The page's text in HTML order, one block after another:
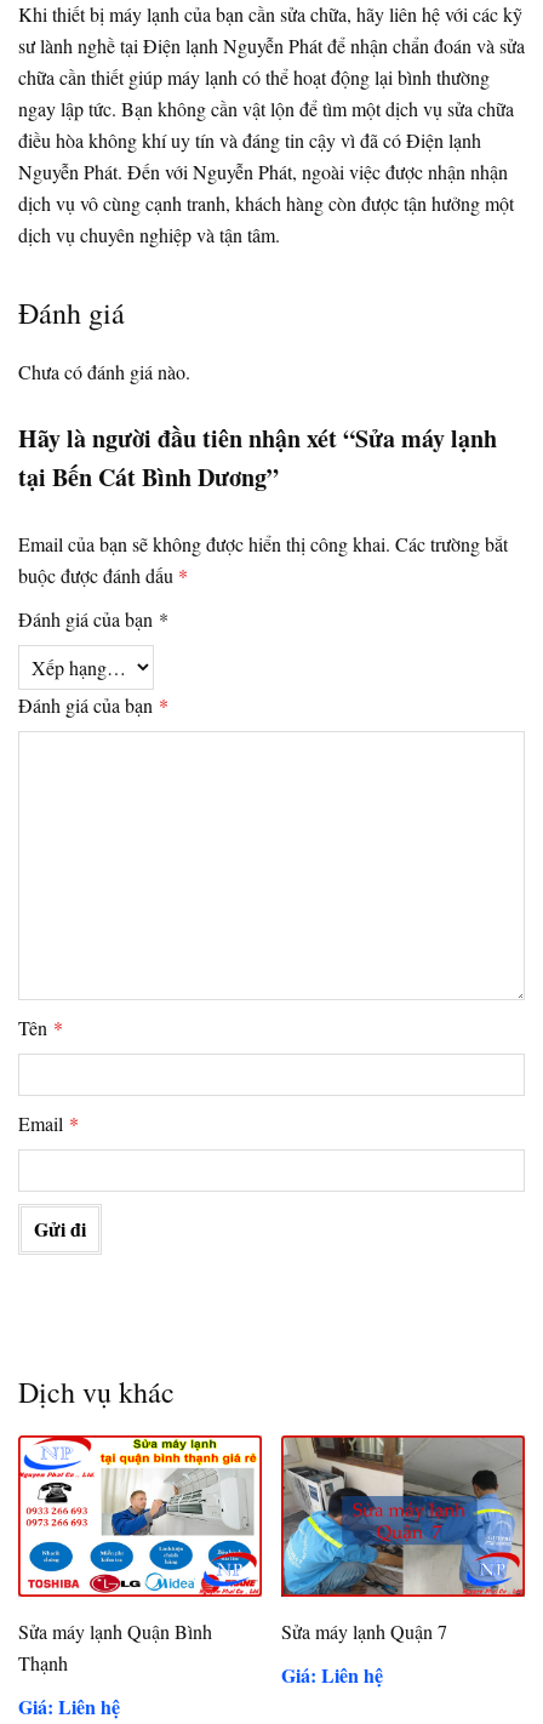
Khi thiết bị máy lạnh của bạn cần sửa chữa, hãy liên hệ với các kỹ
sư lành nghề tại Điện lạnh Nguyễn Phát để nhận chẩn đoán và sửa
chữa cần thiết giúp máy lạnh có thể hoạt động lại bình thường
ngay lập tức. Bạn không cần vật lộn để tìm một dịch vụ sửa chữa
điều hòa không khí uy tín và đáng tin cậy vì đã có Điện lạnh
Nguyễn Phát. Đến với Nguyễn Phát, ngoài việc được nhận nhận
dịch vụ vô cùng cạnh tranh, khách hàng còn được tận hưởng một
dịch vụ chuyên nghiệp và tận tâm.
Đánh giá
Chưa có đánh giá nào.
Hãy là người đầu tiên nhận xét “Sửa máy lạnh
tại Bến Cát Bình Dương”
Email của bạn sẽ không được hiển thị công khai. Các trường bắt
buộc được đánh dấu *
Đánh giá của bạn *
Đánh giá của bạn *
Tên *
Email *
Dịch vụ khác
Sửa máy lạnh Quận Bình
Thạnh
Giá: Liên hệ
Sửa máy lạnh Quận 7
Giá: Liên hệ